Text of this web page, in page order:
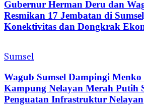
Gubernur Herman Deru dan
Resmikan 17 Jembatan di
Konektivitas dan Dongkrak
Sumsel
Wagub Sumsel Dampingi
Kampung Nelayan Merah Putih
Penguatan Infrastruktur Nelayan